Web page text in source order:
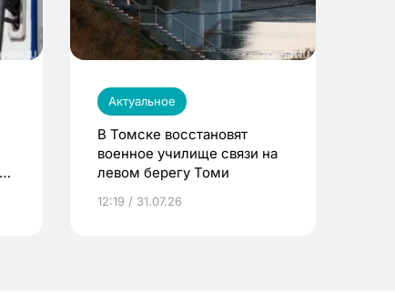
Актуальное
В Томске восстановят
военное училище связи на
левом берегу Томи
12:19 / 31.07.26